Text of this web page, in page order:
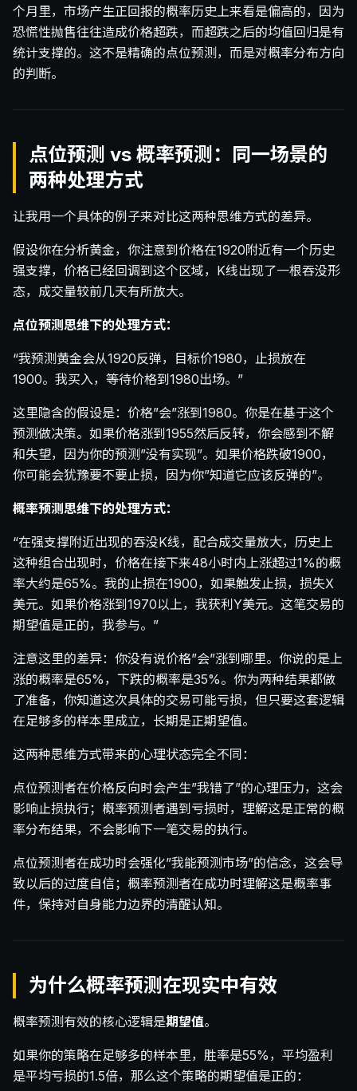
个月里，市场产生正回报的概率历史上来看是偏高的，因为
恐慌性抛售往往造成价格超跌，而超跌之后的均值回归是有
统计支撑的。这不是精确的点位预测，而是对概率分布方向
的判断。
点位预测 vs 概率预测：同一场景的
两种处理方式
让我用一个具体的例子来对比这两种思维方式的差异。
假设你在分析黄金，你注意到价格在1920附近有一个历史
强支撑，价格已经回调到这个区域，K线出现了一根吞没形
态，成交量较前几天有所放大。
点位预测思维下的处理方式：
“我预测黄金会从1920反弹，目标价1980，止损放在
1900。我买入，等待价格到1980出场。”
这里隐含的假设是：价格”会”涨到1980。你是在基于这个
预测做决策。如果价格涨到1955然后反转，你会感到不解
和失望，因为你的预测”没有实现”。如果价格跌破1900，
你可能会犹豫要不要止损，因为你”知道它应该反弹的”。
概率预测思维下的处理方式：
“在强支撑附近出现的吞没K线，配合成交量放大，历史上
这种组合出现时，价格在接下来48小时内上涨超过1%的概
率大约是65%。我的止损在1900，如果触发止损，损失X
美元。如果价格涨到1970以上，我获利Y美元。这笔交易的
期望值是正的，我参与。”
注意这里的差异：你没有说价格”会”涨到哪里。你说的是上
涨的概率是65%，下跌的概率是35%。你为两种结果都做
了准备，你知道这次具体的交易可能亏损，但只要这套逻辑
在足够多的样本里成立，长期是正期望值。
这两种思维方式带来的心理状态完全不同：
点位预测者在价格反向时会产生”我错了”的心理压力，这会
影响止损执行；概率预测者遇到亏损时，理解这是正常的概
率分布结果，不会影响下一笔交易的执行。
点位预测者在成功时会强化”我能预测市场”的信念，这会导
致以后的过度自信；概率预测者在成功时理解这是概率事
件，保持对自身能力边界的清醒认知。
为什么概率预测在现实中有效
概率预测有效的核心逻辑是期望值。
如果你的策略在足够多的样本里，胜率是55%，平均盈利
是平均亏损的1.5倍，那么这个策略的期望值是正的：